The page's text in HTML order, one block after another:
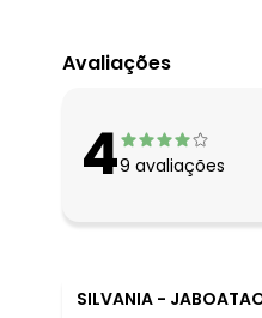
agosto/2026
maio/2026
abril/2026
fevereiro/2026
Avaliações
49 avaliações
SILVANIA -